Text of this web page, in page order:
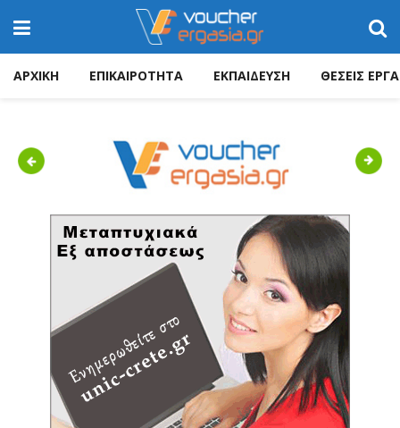
ΑΡΧΙΚΗ ΕΠΙΚΑΙΡΟΤΗΤΑ ΕΚΠΑΙΔΕΥΣΗ ΘΕΣΕΙΣ
Previous Next